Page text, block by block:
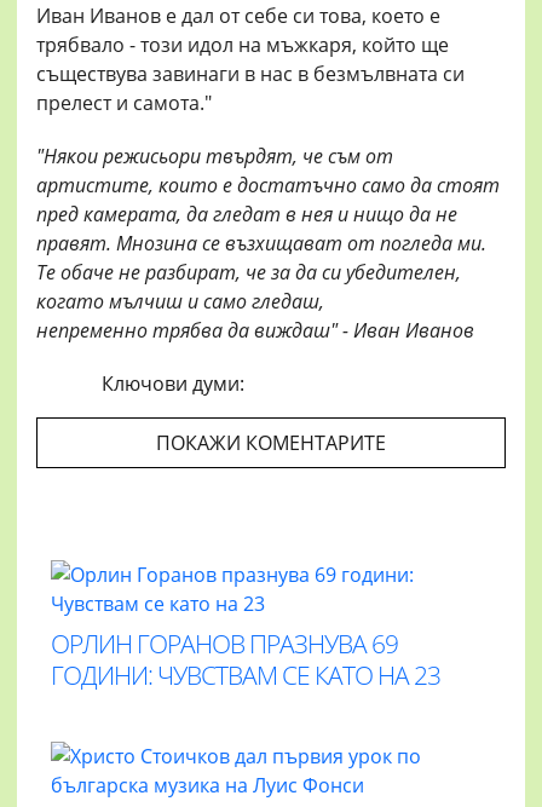
Иван Иванов е дал от себе си това, което е
трябвало - този идол на мъжкаря, който ще
съществува завинаги в нас в безмълвната си
прелест и самота."
"Някои режисьори твърдят, че съмот
артистите, които едостатъчно само да стоят
предкамерата, да гледат в нея инищо да не
правят. Мнозина севъзхищават от погледа ми.
Теобаче не разбират, че за да сиубедителен,
когато мълчиш исамо гледаш,
непременнотрябва да виждаш" - Иван Иванов
Ключови думи:
ПОКАЖИ КОМЕНТАРИТЕ
ОРЛИН ГОРАНОВ ПРАЗНУВА 69
ГОДИНИ: ЧУВСТВАМ СЕ КАТО НА 23